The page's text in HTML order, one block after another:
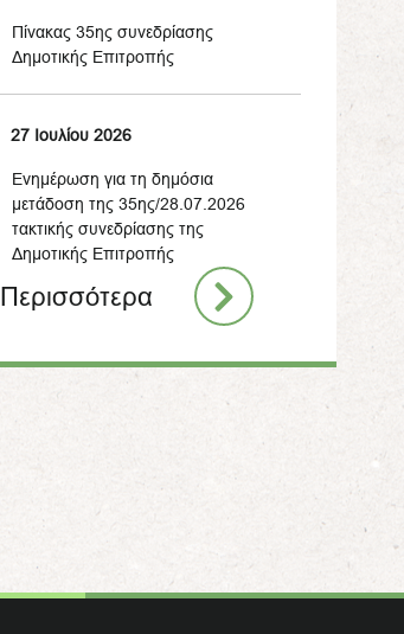
Πίνακας 35ης συνεδρίασης
Δημοτικής Επιτροπής
27 Ιουλίου 2026
Ενημέρωση για τη δημόσια
μετάδοση της 35ης/28.07.2026
τακτικής συνεδρίασης της
Δημοτικής Επιτροπής
Περισσότερα